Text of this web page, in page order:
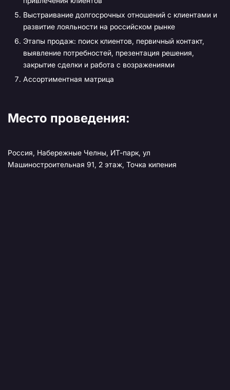
Выстраивание долгосрочных отношений с клиентами и
развитие лояльности на российском рынке
Этапы продаж: поиск клиентов, первичный контакт,
выявление потребностей, презентация решения,
закрытие сделки и работа с возражениями
Ассортиментная матрица
Место проведения:
Россия, Набережные Челны, ИТ-парк, ул
Машиностроительная 91, 2 этаж, Точка кипения